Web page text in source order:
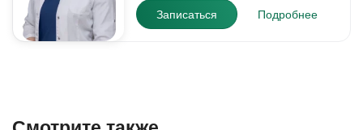
Записаться Подробнее